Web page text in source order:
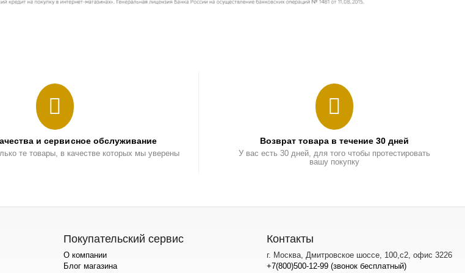
и сервисное обслуживание
те товары, в качестве которых мы уверены
Возврат товара в течение 30 дней
У вас есть 30 дней, для того чтобы протестировать
вашу покупку
Покупательский сервис
О компании
Блог магазина
Контакты
г. Москва, Дмитровское шоссе, 100,с2, офис 3226
+7(800)500-12-99 (звонок бесплатный)